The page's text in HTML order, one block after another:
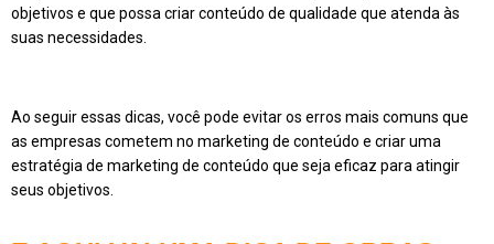
objetivos e que possa criar conteúdo de qualidade que atenda às
suas necessidades.
Ao seguir essas dicas, você pode evitar os erros mais comuns que
as empresas cometem no marketing de conteúdo e criar uma
estratégia de marketing de conteúdo que seja eficaz para atingir
seus objetivos.